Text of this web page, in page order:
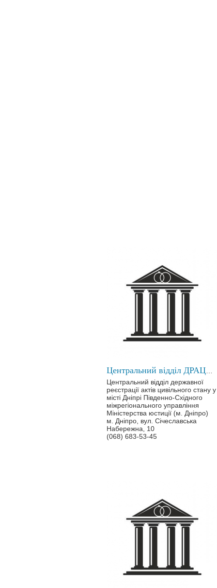
Центральний відділ державної
реєстрації актів цивільного стану у
місті Дніпрі Південно-Східного
міжрегіонального управління
Міністерства юстиції (м. Дніпро)
м. Дніпро, вул. Січеславська
Набережна, 10
(068) 683-53-45